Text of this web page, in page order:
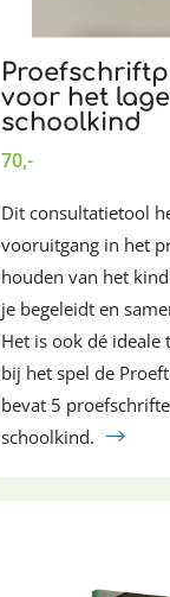
voor het
schoolkind
70,-
Dit consultatietool
vooruitgang in het
houden van het
je begeleidt en
Het is ook dé ideale
bij het spel de
bevat 5
schoolkind.